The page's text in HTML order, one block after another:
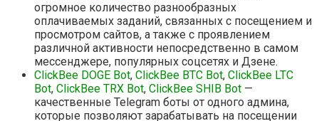
огромное количество разнообразных
оплачиваемых заданий, связанных с посещением и
просмотром сайтов, а также с проявлением
различной активности непосредственно в самом
мессенджере, популярных соцсетях и Дзене.
ClickBee DOGE Bot, ClickBee BTC Bot, ClickBee LTC
Bot, ClickBee TRX Bot, ClickBee SHIB Bot —
качественные Telegram боты от одного админа,
которые позволяют зарабатывать на посещении